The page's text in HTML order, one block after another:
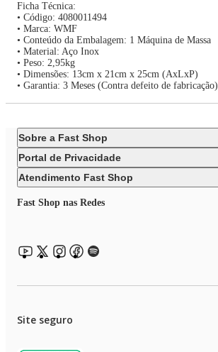
Ficha Técnica:
• Código: 4080011494
• Marca: WMF
• Conteúdo da Embalagem: 1 Máquina de Massa
• Material: Aço Inox
• Peso: 2,95kg
• Dimensões: 13cm x 21cm x 25cm (AxLxP)
• Garantia: 3 Meses (Contra defeito de fabricação)
Sobre a Fast Shop
Portal de Privacidade
Atendimento Fast Shop
Fast Shop nas Redes
Site seguro